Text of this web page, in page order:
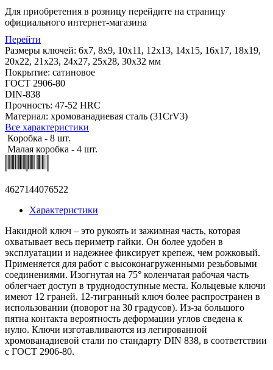
Для приобретения в розницу перейдите на страницу
официального интернет-магазина
Перейти
Размеры ключей: 6х7, 8х9, 10х11, 12х13, 14х15, 16х17, 18х19,
20х22, 21x23, 24x27, 25x28, 30x32 мм
Покрытие: сатиновое
ГОСТ 2906-80
DIN-838
Прочность: 47-52 HRC
Материал: хромованадиевая сталь (31CrV3)
Все характеристики
Коробка - 8 шт.
Малая коробка - 4 шт.
4627144076522
Характеристики
Накидной ключ – это рукоять и зажимная часть, которая
охватывает весь периметр гайки. Он более удобен в
эксплуатации и надежнее фиксирует крепеж, чем рожковый.
Применяется для работ с высоконагруженными резьбовыми
соединениями. Изогнутая на 75° коленчатая рабочая часть
облегчает доступ в труднодоступные места. Кольцевые ключи
имеют 12 граней. 12-тигранный ключ более распространен в
использовании (поворот на 30 градусов). Из-за большого
пятна контакта вероятность деформации углов сведена к
нулю. Ключи изготавливаются из легированной
хромованадиевой стали по стандарту DIN 838, в соответствии
с ГОСТ 2906-80.